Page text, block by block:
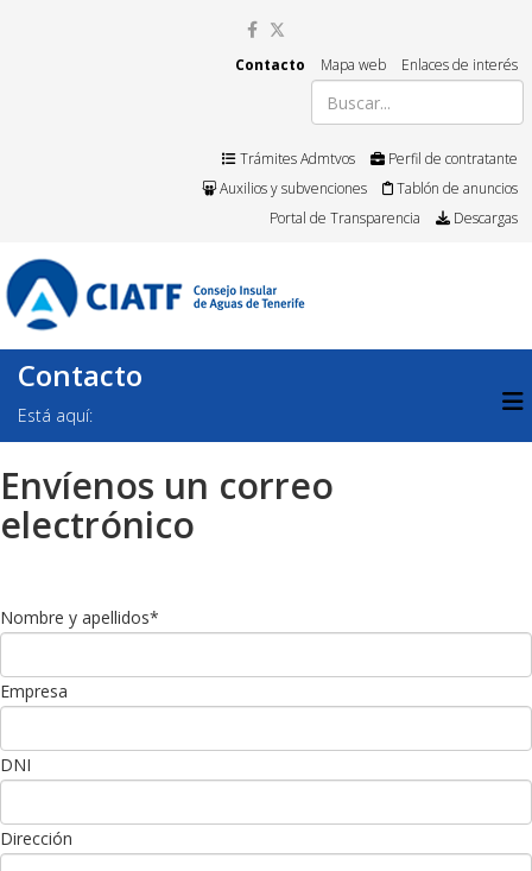
Contacto Mapa web Enlaces de interés
Trámites Admtvos
Perfil de contratante
Auxilios y subvenciones
Tablón de anuncios
Portal de Transparencia
Descargas
Contacto
Está aquí:
Envíenos un correo
electrónico
Nombre y apellidos*
Empresa
DNI
Dirección